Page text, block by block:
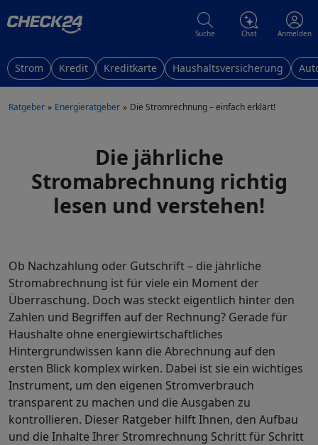
Suche Chat Anmelden
Strom Kredit Kreditkarte Haushaltsversicherung
Ratgeber Energieratgeber Die Stromrechnung – einfach erklärt!
Die jährliche
Stromabrechnung richtig
lesen und verstehen!
Ob Nachzahlung oder Gutschrift – die jährliche
Stromabrechnung ist für viele ein Moment der
Überraschung. Doch was steckt eigentlich hinter den
Zahlen und Begriffen auf der Rechnung? Gerade für
Haushalte ohne energiewirtschaftliches
Hintergrundwissen kann die Abrechnung auf den
ersten Blick komplex wirken. Dabei ist sie ein wichtiges
Instrument, um den eigenen Stromverbrauch
transparent zu machen und die Ausgaben zu
kontrollieren. Dieser Ratgeber hilft Ihnen, den Aufbau
und die Inhalte Ihrer Stromrechnung Schritt für Schritt